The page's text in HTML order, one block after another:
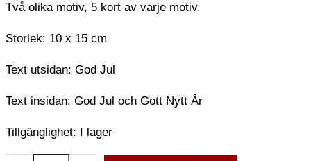
Två olika motiv, 5 kort av varje motiv.
Storlek: 10 x 15 cm
Text utsidan: God Jul
Text insidan: God Jul och Gott Nytt År
Tillgänglighet: I lager